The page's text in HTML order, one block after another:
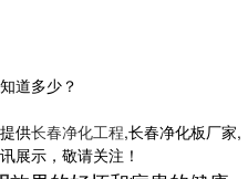
道多少？
供长春净化工程,长春净化板厂家,
展示，敬请关注！